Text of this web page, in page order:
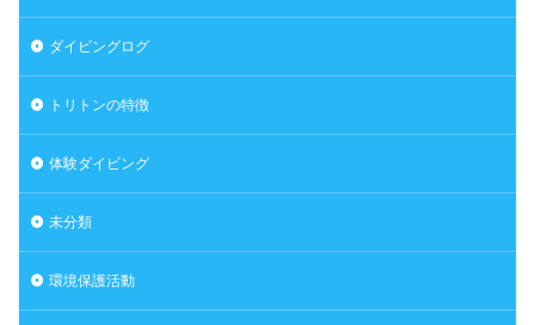
ダイビングログ
トリトンの特徴
体験ダイビング
未分類
環境保護活動